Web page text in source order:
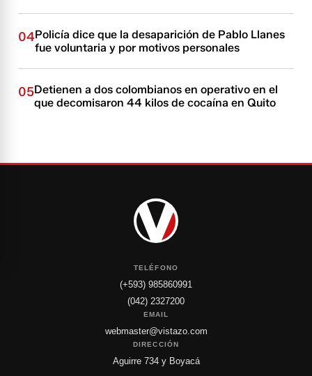
04Policía dice que la desaparición de Pablo Llanes
fue voluntaria y por motivos personales
05Detienen a dos colombianos en operativo en el
que decomisaron 44 kilos de cocaína en Quito
TELÉFONO
(+593) 985860991
(042) 2327200
EMAIL
webmaster@vistazo.com
DIRECCIÓN
Aguirre 734 y Boyacá